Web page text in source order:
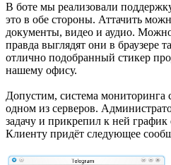
В боте мы реализовали
это в обе стороны. Аттачить
документы, видео и аудио.
правда выглядят они в браузере
отлично подобранный стикер
нашему офису.
Допустим, система мониторинга
одном из серверов.
задачу и прикрепил к ней
Клиенту придёт следующее